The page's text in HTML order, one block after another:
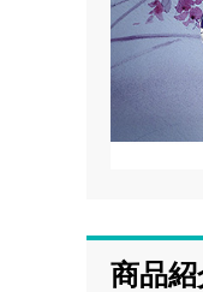
商品紹